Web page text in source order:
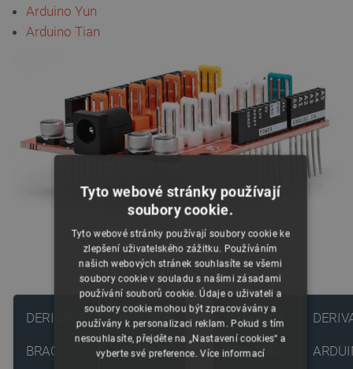
Arduino Yun
Arduino Tian
Ovladač ramene, štít pro Arduino - Braccio Shield.
Použité piny Arduino
DERIVACE
BRACCIO
DERIVACE
ARDUINO
DERIVACE
BRACCIO
Tyto webové stránky používají
soubory cookie.
Tyto webové stránky používají soubory cookie ke
zlepšení uživatelského zážitku. Používáním
našich webových stránek souhlasíte se všemi
soubory cookie v souladu s našimi zásadami
používání souborů cookie. Údaje o uživateli a
soubory cookie mohou být zpracovávány a
používány k personalizaci reklam. Pokud s tím
nesouhlasíte, přejděte na „Nastavení cookies“ a
vyberte své preference.Více informací